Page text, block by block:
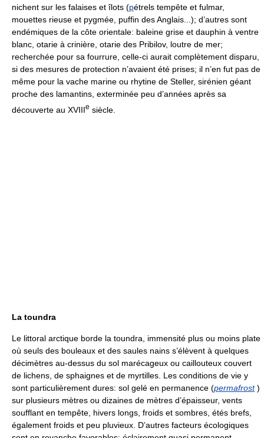
nichent sur les falaises et îlots (pétrels tempête et fulmar,
mouettes rieuse et pygmée, puffin des Anglais...); d’autres sont
endémiques de la côte orientale: baleine grise et dauphin à ventre
blanc, otarie à crinière, otarie des Pribilov, loutre de mer;
recherchée pour sa fourrure, celle-ci aurait complètement disparu,
si des mesures de protection n’avaient été prises; il n’en fut pas de
même pour la vache marine ou rhytine de Steller, sirénien géant
proche des lamantins, exterminée peu d’années après sa
découverte au XVIIIe siècle.
La toundra
Le littoral arctique borde la toundra, immensité plus ou moins plate
où seuls des bouleaux et des saules nains s’élèvent à quelques
décimètres au-dessus du sol marécageux ou caillouteux couvert
de lichens, de sphaignes et de myrtilles. Les conditions de vie y
sont particulièrement dures: sol gelé en permanence (permafrost)
sur plusieurs mètres ou dizaines de mètres d’épaisseur, vents
soufflant en tempête, hivers longs, froids et sombres, étés brefs,
également froids et peu pluvieux. D’autres facteurs écologiques